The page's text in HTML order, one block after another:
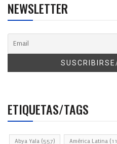
NEWSLETTER
ETIQUETAS/TAGS
Abya Yala (557) América Latina